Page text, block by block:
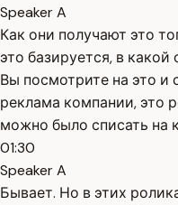
Speaker A
Как они получают это
это базируется, в какой
Вы посмотрите на это и
реклама компании, это
можно было списать на
01:30
Speaker A
Бывает. Но в этих